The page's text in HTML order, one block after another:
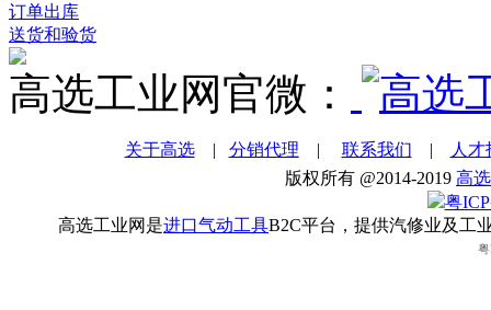
订单出库
送货和验货
高选工业网官微：
关于高选| 分销代理 | 联系我们 |
人才
版权所有 @2014-2019 高
粤
高选工业网是进口气动工具B2C平台，提供汽修业及工